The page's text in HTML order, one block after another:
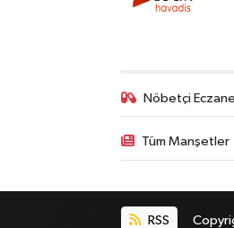
Nöbetçi
Tüm Manşetler
RSS